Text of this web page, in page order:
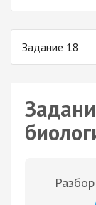
Задание 18